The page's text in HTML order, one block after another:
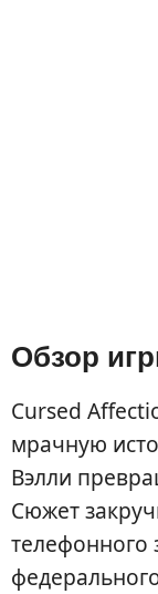
Обзор
Cursed
мрачную
Вэлли
Сюжет
телефонного